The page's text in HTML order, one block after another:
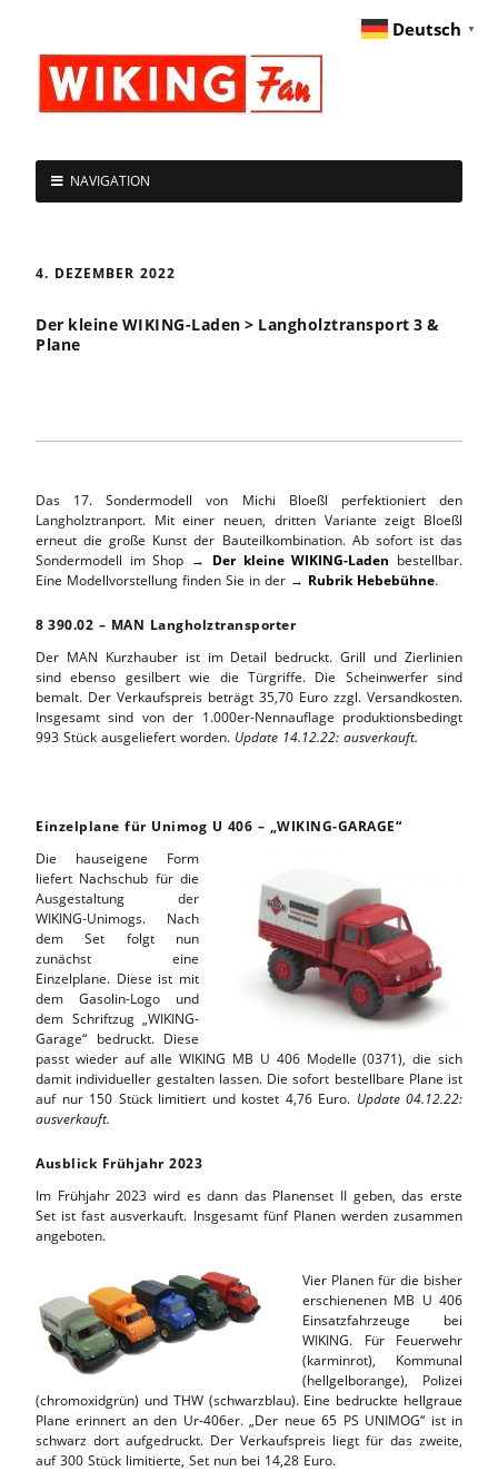
NAVIGATION
4. DEZEMBER 2022
Der kleine WIKING-Laden > Langholztransport 3 &
Plane
Das 17. Sondermodell von Michi Bloeßl perfektioniert den
Langholztranport. Mit einer neuen, dritten Variante zeigt Bloeßl
erneut die große Kunst der Bauteilkombination. Ab sofort ist das
Sondermodell im Shop → Der kleine WIKING-Laden bestellbar.
Eine Modellvorstellung finden Sie in der → Rubrik Hebebühne.
8 390.02 – MAN Langholztransporter
Der MAN Kurzhauber ist im Detail bedruckt. Grill und Zierlinien
sind ebenso gesilbert wie die Türgriffe. Die Scheinwerfer sind
bemalt. Der Verkaufspreis beträgt 35,70 Euro zzgl. Versandkosten.
Insgesamt sind von der 1.000er-Nennauflage produktionsbedingt
993 Stück ausgeliefert worden. Update 14.12.22: ausverkauft.
Einzelplane für Unimog U 406 – „WIKING-GARAGE“
Die hauseigene Form
liefert Nachschub für die
Ausgestaltung der
WIKING-Unimogs. Nach
dem Set folgt nun
zunächst eine
Einzelplane. Diese ist mit
dem Gasolin-Logo und
dem Schriftzug „WIKING-
Garage“ bedruckt. Diese
passt wieder auf alle WIKING MB U 406 Modelle (0371), die sich
damit individueller gestalten lassen. Die sofort bestellbare Plane ist
auf nur 150 Stück limitiert und kostet 4,76 Euro. Update 04.12.22:
ausverkauft.
Ausblick Frühjahr 2023
Im Frühjahr 2023 wird es dann das Planenset II geben, das erste
Set ist fast ausverkauft. Insgesamt fünf Planen werden zusammen
angeboten.
Vier Planen für die bisher
erschienenen MB U 406
Einsatzfahrzeuge bei
WIKING. Für Feuerwehr
(karminrot), Kommunal
(hellgelborange), Polizei
(chromoxidgrün) und THW (schwarzblau). Eine bedruckte hellgraue
Plane erinnert an den Ur-406er. „Der neue 65 PS UNIMOG“ ist in
schwarz dort aufgedruckt. Der Verkaufspreis liegt für das zweite,
auf 300 Stück limitierte, Set nun bei 14,28 Euro.
Deutsch ▼